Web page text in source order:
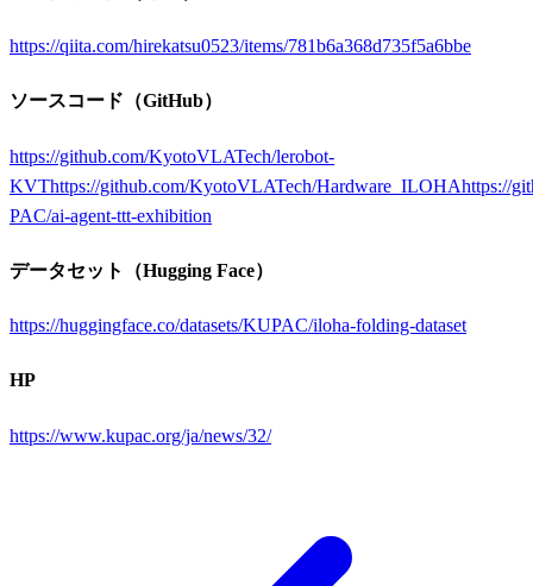
https://qiita.com/hirekatsu0523/items/781b6a368d735f5a6bbe
ソースコード（GitHub）
https://github.com/KyotoVLATech/lerobot-
KVThttps://github.com/KyotoVLATech/Hardware_ILOHAhttps://
PAC/ai-agent-ttt-exhibition
データセット（Hugging Face）
https://huggingface.co/datasets/KUPAC/iloha-folding-dataset
HP
https://www.kupac.org/ja/news/32/